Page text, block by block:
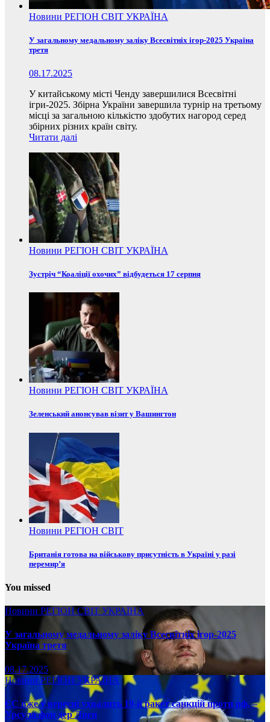
Новини РЕГІОН СВІТ УКРАЇНА
У загальному медальному заліку Всесвітніх ігор-2025 Україна
третя
08.17.2025
У китайському місті Ченду завершилися Всесвітні
ігри-2025. Збірна України завершила турнір на третьому
місці за загальною кількістю здобутих нагород серед
збірних різних країн світу.
Читати далі
Новини РЕГІОН СВІТ УКРАЇНА
Зустріч “Коаліції охочих” відбудеться 17 серпня
Новини РЕГІОН СВІТ УКРАЇНА
Зеленський анонсував візит у Вашингтон
Новини РЕГІОН СВІТ
Британія готова на військову присутність в Україні у разі
перемир’я
You missed
Новини РЕГІОНСВІТ УКРАЇНА
У загальному медальному заліку Всесвітніх ігор-2025
Україна третя
08.17.2025
НовиниРЕГІОН УКРАЇНА
ЄС вже у вересні ухвалить 19-й ракет санкцій проти рф, –
Урсула фон дер Ляєн